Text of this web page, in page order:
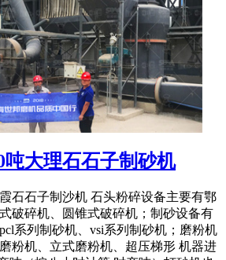
吨大理石石子制砂机
石石子制沙机 石头粉碎设备主要有鄂
破碎机、圆锥式破碎机；制砂设备有
系列制砂机、vsi系列制砂机；磨粉机
粉机、立式磨粉机、超压梯形 机器进